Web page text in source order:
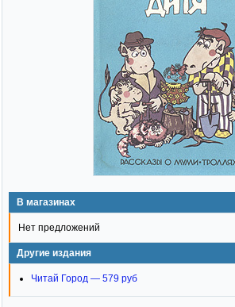
В магазинах
Нет предложений
Другие издания
Читай Город — 579 руб